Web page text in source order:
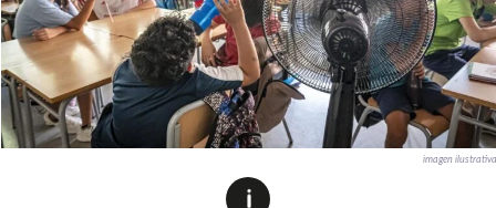
imagen ilustrativa